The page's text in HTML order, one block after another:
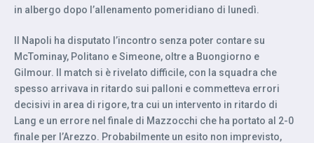
in albergo dopo l’allenamento pomeridiano di lunedì.
Il Napoli ha disputato l’incontro senza poter contare su
McTominay, Politano e Simeone, oltre a Buongiorno e
Gilmour. Il match si è rivelato difficile, con la squadra che
spesso arrivava in ritardo sui palloni e commetteva errori
decisivi in area di rigore, tra cui un intervento in ritardo di
Lang e un errore nel finale di Mazzocchi che ha portato al 2-0
finale per l’Arezzo. Probabilmente un esito non imprevisto,